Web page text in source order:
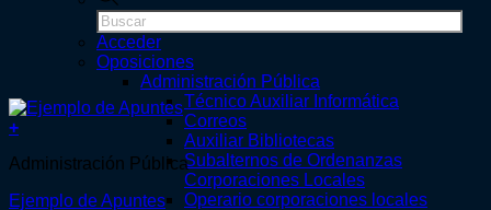
de
productos
Acceder
Oposiciones
Administración Pública
Técnico Auxiliar Informática
Correos
Auxiliar Bibliotecas
Subalternos de Ordenanzas
Corporaciones Locales
Operario corporaciones locales
+
producto
múltiples
Administración Pública
Ejemplo de Apuntes